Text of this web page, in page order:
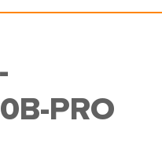
PRO